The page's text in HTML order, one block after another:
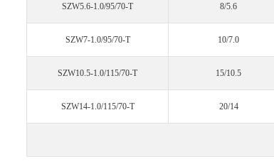
SZW5.6-1.0/95/70-T 8/5.6
SZW7-1.0/95/70-T 10/7.0
SZW10.5-1.0/115/70-T 15/10.5
SZW14-1.0/115/70-T 20/14